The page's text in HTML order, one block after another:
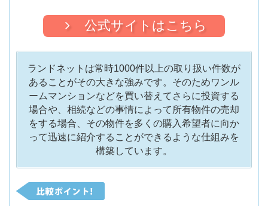
公式サイトはこちら
ランドネットは常時1000件以上の取り扱い件数が
あることがその大きな強みです。そのためワンル
ームマンションなどを買い替えてさらに投資する
場合や、相続などの事情によって所有物件の売却
をする場合、その物件を多くの購入希望者に向か
って迅速に紹介することができるような仕組みを
構築しています。